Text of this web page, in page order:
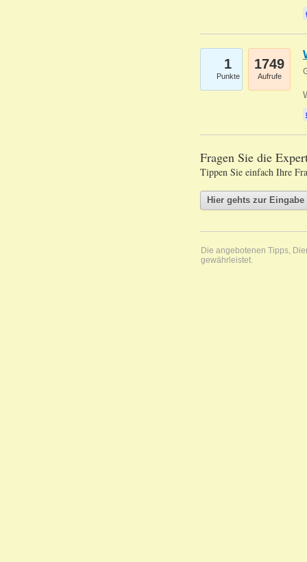
1
Punkte
1749
Aufrufe
Fragen Sie die
Tippen Sie einfach Ihre
Die angebotenen Tipps,
gewährleistet.